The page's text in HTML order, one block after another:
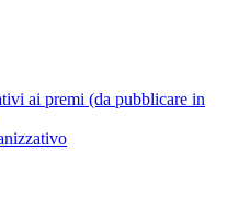
ai premi (da pubblicare in